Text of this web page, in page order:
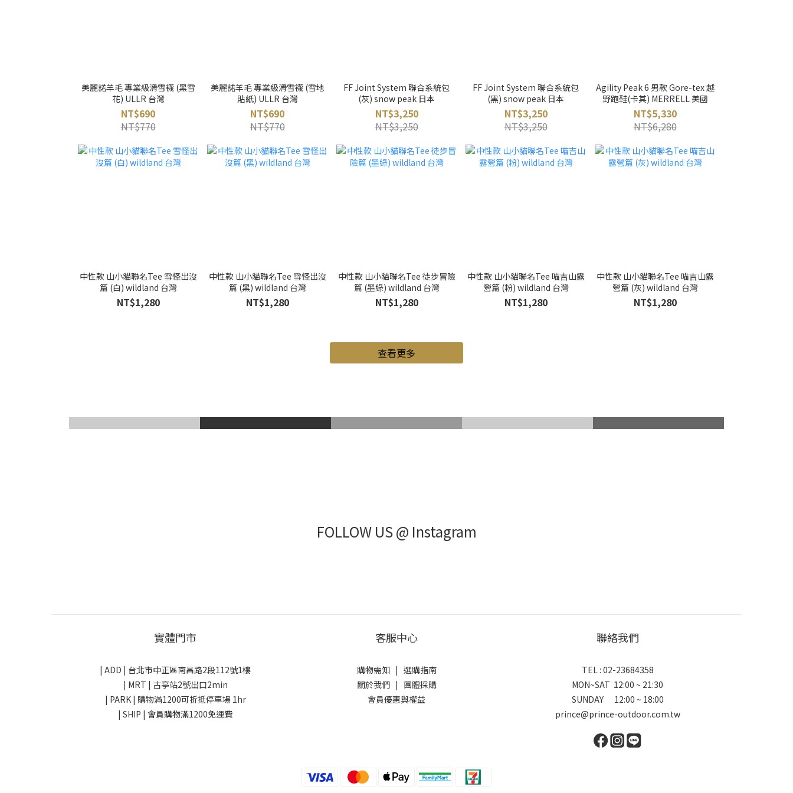
美麗諾羊毛 專業級滑雪襪 (黑雪
花) ULLR 台灣
NT$690
NT$770
美麗諾羊毛 專業級滑雪襪 (雪地
貼紙) ULLR 台灣
NT$690
NT$770
FF Joint System 聯合系統包
(灰) snow peak 日本
NT$3,250
NT$3,250
FF Joint System 聯合系統包
(黑) snow peak 日本
NT$3,250
NT$3,250
Agility Peak 6 男款 Gore-tex 越
野跑鞋(卡其) MERRELL 美國
NT$5,330
NT$6,280
中性款 山小貓聯名Tee 雪怪出沒
篇 (白) wildland 台灣
NT$1,280
中性款 山小貓聯名Tee 雪怪出沒
篇 (黑) wildland 台灣
NT$1,280
中性款 山小貓聯名Tee 徒步冒險
篇 (墨綠) wildland 台灣
NT$1,280
中性款 山小貓聯名Tee 喵吉山露
營篇 (粉) wildland 台灣
NT$1,280
中性款 山小貓聯名Tee 喵吉山露
營篇 (灰) wildland 台灣
NT$1,280
查看更多
滑雪風鏡 登山鞋 Gore-Tex 登山杖 滑雪護具
FOLLOW US @ Instagram
實體門市
| ADD | 台北市中正區南昌路2段112號1樓
| MRT | 古亭站2號出口2min
| PARK | 購物滿1200可折抵停車場 1hr
| SHIP | 會員購物滿1200免運費
客服中心
購物需知| 選購指南
關於我們| 團體採購
會員優惠與權益
聯絡我們
TEL : 02-23684358
MON~SAT 12:00 ~ 21:30
SUNDAY 12:00 ~ 18:00
prince@prince-outdoor.com.tw